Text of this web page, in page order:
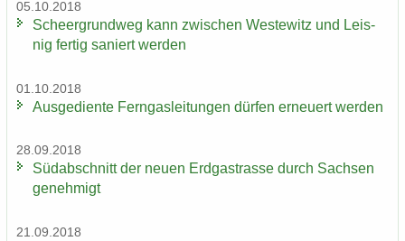
05.10.2018
Scheergrund­weg kann zwi­schen Wes­te­witz und Leis­
nig fer­tig sa­niert wer­den
01.10.2018
Aus­ge­dien­te Fern­gas­lei­tun­gen dür­fen er­neu­ert wer­den
28.09.2018
Süd­ab­schnitt der neuen Erd­gas­tras­se durch Sach­sen
ge­neh­migt
21.09.2018